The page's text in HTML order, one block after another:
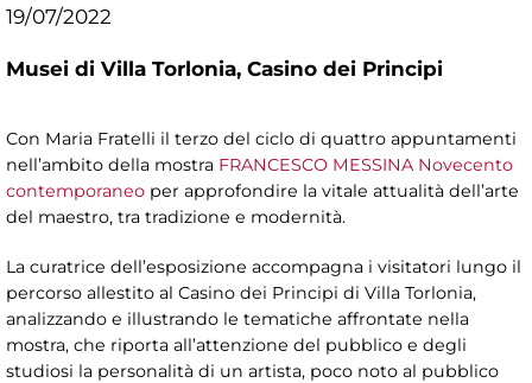
19/07/2022
Musei di Villa Torlonia, Casino dei Principi
Con Maria Fratelli il terzo del ciclo di quattro appuntamenti
nell’ambito della mostra FRANCESCO MESSINA Novecento
contemporaneo per approfondire la vitale attualità dell’arte
del maestro, tra tradizione e modernità.
La curatrice dell’esposizione accompagna i visitatori lungo il
percorso allestito al Casino dei Principi di Villa Torlonia,
analizzando e illustrando le tematiche affrontate nella
mostra, che riporta all’attenzione del pubblico e degli
studiosi la personalità di un artista, poco noto al pubblico